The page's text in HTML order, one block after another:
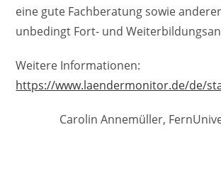
eine gute Fachberatung sowie
unbedingt Fort- und
Weitere Informationen:
https://www.laendermonitor.de/de/
Carolin Annemüller,